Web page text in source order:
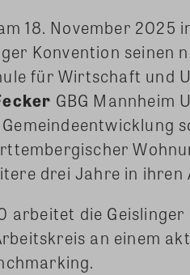
18. November 2025
Konvention seinen
für Wirtschaft und
GBG Mannheim
drei Jahre in
arbeitet die Geislinger
an einem